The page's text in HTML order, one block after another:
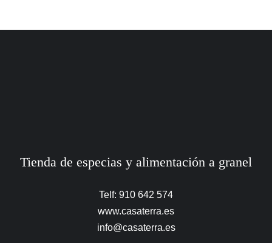
Tienda de especias y alimentación a granel
Telf: 910 642 574
www.casaterra.es
info@casaterra.es